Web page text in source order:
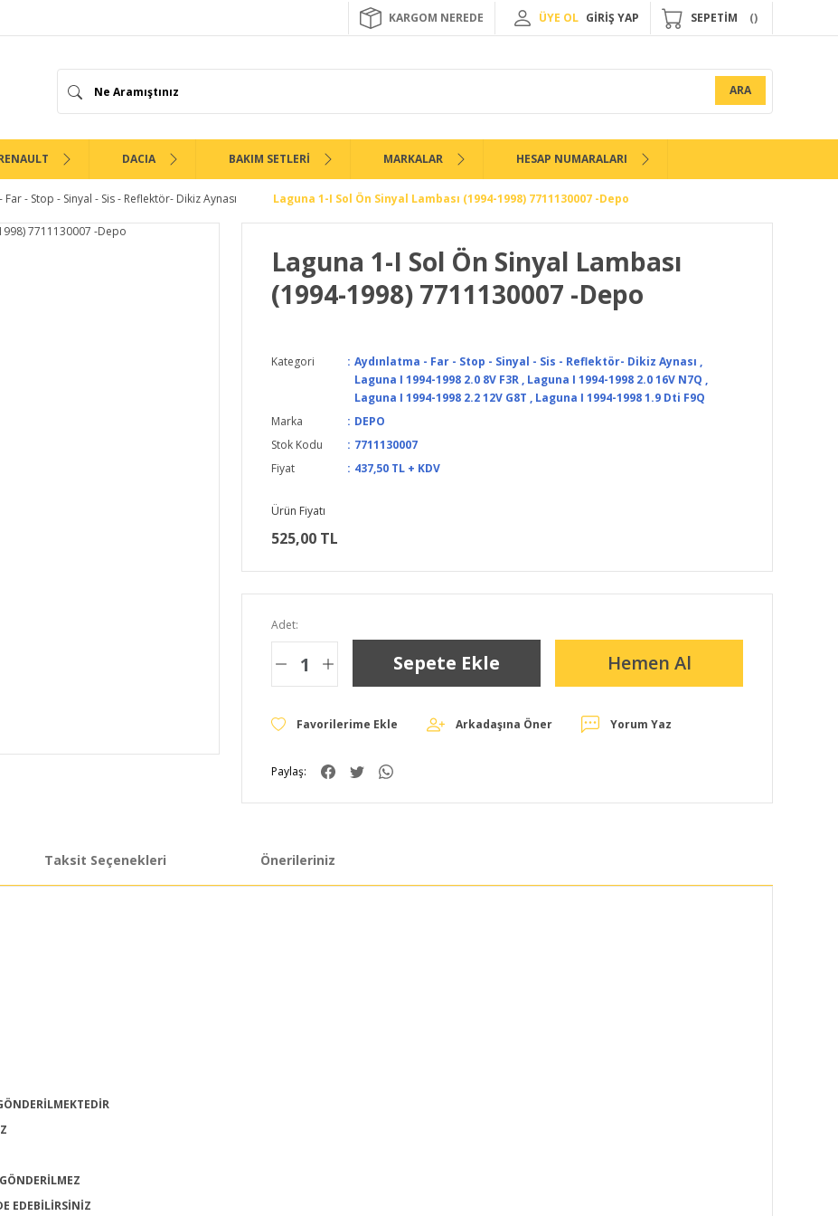
KARGOM NEREDE ÜYE OL GİRİŞ YAP SEPETİM
ARA
DACIA BAKIM SETLERİ MARKALAR HESAP NUMARALARI
Far - Stop - Sinyal - Sis - Reflektör- Dikiz Aynası Laguna 1-I Sol Ön Sinyal Lambası (1994-1998) 7711130007 -Depo
Laguna 1-I Sol Ön Sinyal Lambası
(1994-1998) 7711130007 -Depo
Kategori Aydınlatma - Far - Stop - Sinyal - Sis - Reflektör- Dikiz Aynası ,
Laguna I 1994-1998 2.0 8V F3R , Laguna I 1994-1998 2.0 16V N7Q ,
Laguna I 1994-1998 2.2 12V G8T , Laguna I 1994-1998 1.9 Dti F9Q
Marka
DEPO
Stok Kodu
7711130007
Fiyat
437,50 TL + KDV
Ürün Fiyatı
525,00 TL
Adet:
Sepete Ekle Hemen Al
Arkadaşına Öner Yorum Yaz
Paylaş:
Taksit Seçenekleri Önerileriniz
EDEBİLİRSİNİZ